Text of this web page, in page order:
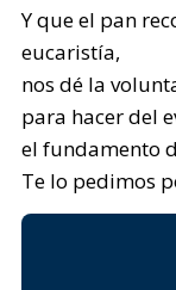
Y que el pan
eucaristía,
nos dé la
para hacer del
el fundamento
Te lo pedimos